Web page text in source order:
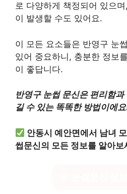
로 다양하게 책정되어 있으
이 발생할 수도 있어요.
이 모든 요소들은 반영구 눈
있어 중요하니, 충분한 정보
이 좋답니다.
반영구 눈썹 문신은 편리함
길 수 있는 똑똑한 방법이에
안동시 예안면에서 남녀
썹문신의 모든 정보를 알아보